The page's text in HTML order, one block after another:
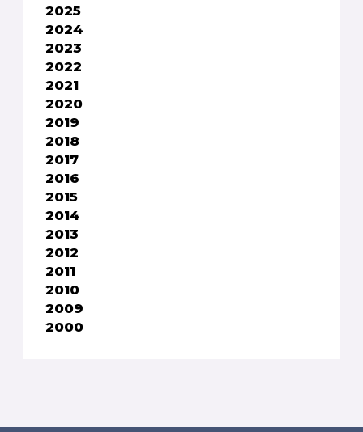
2025
2024
2023
2022
2021
2020
2019
2018
2017
2016
2015
2014
2013
2012
2011
2010
2009
2000